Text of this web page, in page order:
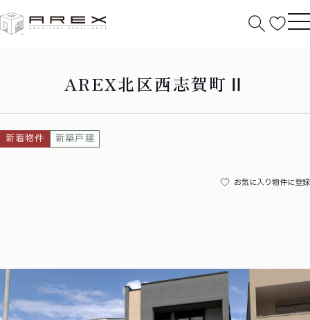
AREX北区西志賀町Ⅱ
新着物件 新築戸建
お気に入り物件に登録